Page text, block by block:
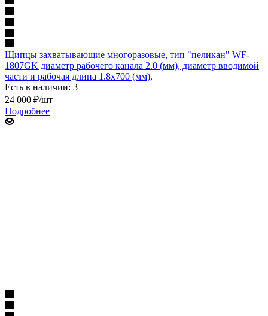
Щипцы захватывающие многоразовые, тип "пеликан" WF-
1807GK диаметр рабочего канала 2.0 (мм), диаметр вводимой
части и рабочая длина 1.8х700 (мм),
Есть в наличии: 3
24 000 ₽/шт
Подробнее